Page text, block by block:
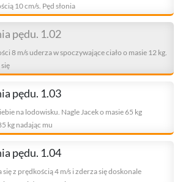
10 cm/s. Pęd słonia
pędu. 1.02
8 m/s uderza w spoczywające ciało o masie 12 kg.
pędu. 1.03
na lodowisku. Nagle Jacek o masie 65 kg
kg nadając mu
pędu. 1.04
się z prędkością 4 m/s i zderza się doskonale